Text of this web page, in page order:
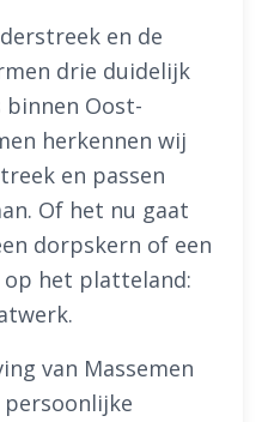
en de
drie duidelijk
binnen Oost-
herkennen wij
en passen
Of het nu gaat
dorpskern of een
op het platteland:
van Massemen